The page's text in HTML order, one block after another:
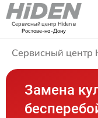
Сервисный центр Hidenв
Ростове-на-Дону
Сервисный центр
Замена